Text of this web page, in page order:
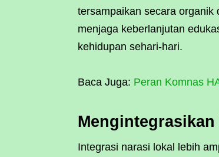
tersampaikan secara organik
menjaga keberlanjutan
kehidupan sehari-hari.
Baca Juga: Peran Komnas
Integrasi narasi lokal lebih